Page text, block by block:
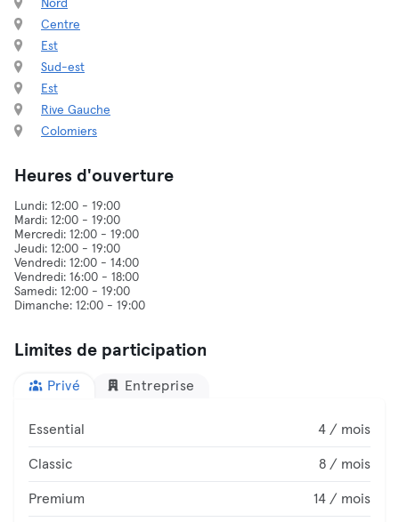
Nord
Centre
Est
Sud-est
Est
Rive Gauche
Colomiers
Heures d'ouverture
Lundi: 12:00 - 19:00
Mardi: 12:00 - 19:00
Mercredi: 12:00 - 19:00
Jeudi: 12:00 - 19:00
Vendredi: 12:00 - 14:00
Vendredi: 16:00 - 18:00
Samedi: 12:00 - 19:00
Limites de participation
Privé Entreprise
Essential 4 / mois
Classic 8 / mois
Premium 14 / mois